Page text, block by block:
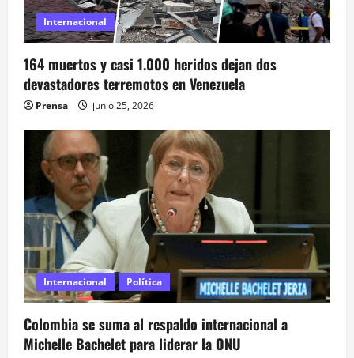
e
e
n
t
d
a
s
Internacional
164 muertos y casi 1.000 heridos dejan dos
devastadores terremotos en Venezuela
Prensa junio 25, 2026
Internacional Política
Colombia se suma al respaldo internacional a
Michelle Bachelet para liderar la ONU